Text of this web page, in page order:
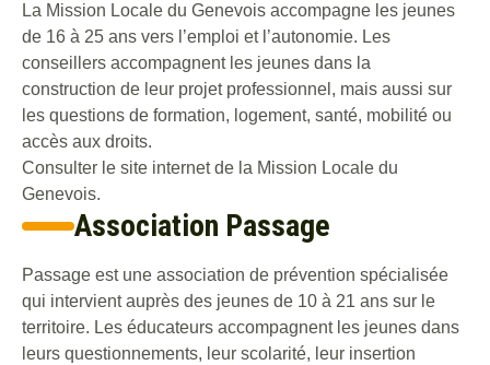
La Mission Locale du Genevois accompagne les jeunes
de 16 à 25 ans vers l’emploi et l’autonomie. Les
conseillers accompagnent les jeunes dans la
construction de leur projet professionnel, mais aussi sur
les questions de formation, logement, santé, mobilité ou
accès aux droits.
Consulter le site internet de la Mission Locale du
Genevois.
Association Passage
Passage est une association de prévention spécialisée
qui intervient auprès des jeunes de 10 à 21 ans sur le
territoire. Les éducateurs accompagnent les jeunes dans
leurs questionnements, leur scolarité, leur insertion